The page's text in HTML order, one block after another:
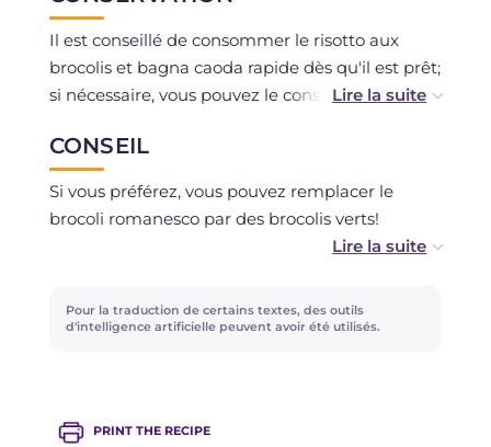
Il est conseillé de consommer le risotto aux
brocolis et bagna caoda rapide dès qu'il est prêt;
si nécessaire, vous pouvez le conserver pendant
Vous pouvez préparer la crème de brocolis et la
sauce aux anchois à l'avance et les conserver au
réfrigérateur pendant un jour.
CONSEIL
Si vous préférez, vous pouvez remplacer le
brocoli romanesco par des brocolis verts!
délicat, vous pouvez ajouter la gousse d'ail
entière puis l'enlever à la fin de la cuisson.
Pour la traduction de certains textes, des outils
d'intelligence artificielle peuvent avoir été utilisés.
PRINT THE RECIPE